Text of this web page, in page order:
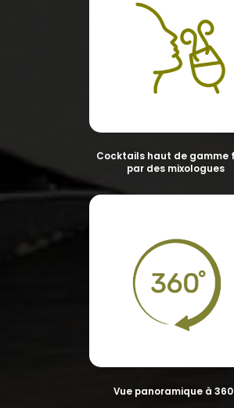
Cocktails haut de gamme
par des mixologues
Vue panoramique à